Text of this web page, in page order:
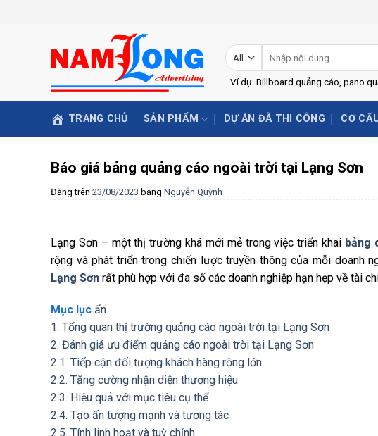
kiếm:
Ví dụ: Billboard quảng cáo, pano
TRANG CHỦ SẢN PHẨM DỰ ÁN ĐÃ THI CÔNG CƠ
Báo giá bảng quảng cáo ngoài trời tại Lạng Sơn
Đăng trên 23/08/2023 bằng Nguyễn Quỳnh
Lạng Sơn – một thị trường khá mới mẻ trong việc triển khai bảng
rộng và phát triển trong chiến lược truyền thông của mỗi doanh
Lạng Sơn rất phù hợp với đa số các doanh nghiệp hạn hẹp về tài
Mục lục ẩn
1. Tổng quan thị trường quảng cáo ngoài trời tại Lạng Sơn
2. Đánh giá ưu điểm quảng cáo ngoài trời tại Lạng Sơn
2.1. Tiếp cận đối tượng khách hàng rộng lớn
2.2. Tăng cường nhận diện thương hiệu
2.3. Hiệu quả với mục tiêu cụ thể
2.4. Tạo ấn tượng mạnh và tương tác
2.5. Tính linh hoạt và tuỳ chỉnh